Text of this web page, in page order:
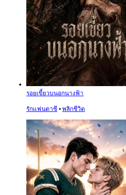
รอยเขี้ยวบนอกนางฟ้า
รักแฟนตาซี ⦁ พลิกชีวิต